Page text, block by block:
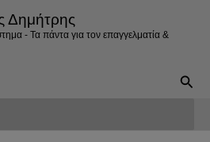
Δημήτρης
- Τα πάντα για τον επαγγελματία &